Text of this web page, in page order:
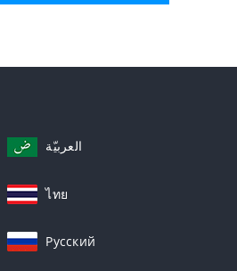
العربيّة
ไทย
Русский